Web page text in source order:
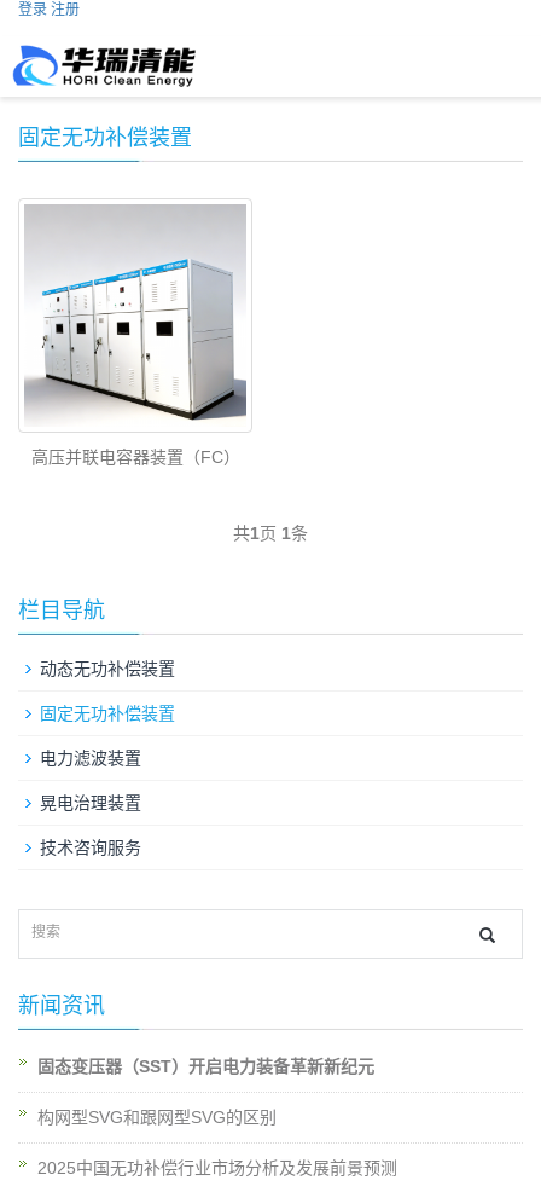
登录 注册
固定无功补偿装置
高压并联电容器装置（FC）
共1页 1条
栏目导航
动态无功补偿装置
固定无功补偿装置
电力滤波装置
晃电治理装置
技术咨询服务
新闻资讯
固态变压器（SST）开启电力装备革新新纪元
构网型SVG和跟网型SVG的区别
2025中国无功补偿行业市场分析及发展前景预测